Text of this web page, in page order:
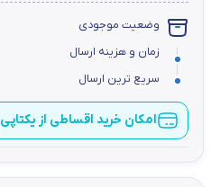
وضعیت موجودی
زمان و هزینه ارسال
سریع ترین ارسال
امکان خرید اقساطی از یکتاپی